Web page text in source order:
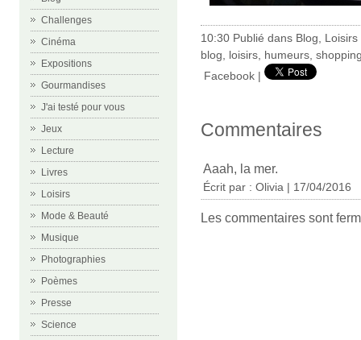
Challenges
Cinéma
Expositions
Gourmandises
J'ai testé pour vous
Jeux
Lecture
Livres
Loisirs
Mode & Beauté
Musique
Photographies
Poèmes
Presse
Science
10:30 Publié dans Blog Loisirs
blog
loisirs humeurs
Facebook |
Commentaires
Aaah, la mer.
Écrit par : Olivia | 17/04/2016
Les commentaires sont